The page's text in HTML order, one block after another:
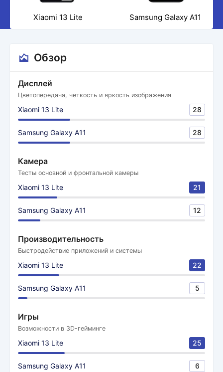
Xiaomi 13 Lite Samsung Galaxy A11
Обзор
Дисплей
Цветопередача, четкость и яркость изображения
Xiaomi 13 Lite 28
Samsung Galaxy A11 28
Камера
Тесты основной и фронтальной камеры
Xiaomi 13 Lite 21
Samsung Galaxy A11 12
Производительность
Быстродействие приложений и системы
Xiaomi 13 Lite 22
Samsung Galaxy A11 5
Игры
Возможности в 3D-гейминге
Xiaomi 13 Lite 25
Samsung Galaxy A11 6